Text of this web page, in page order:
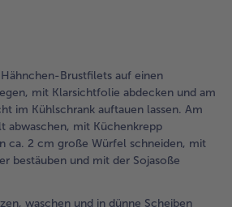
Brustfilets auf einen
mit Klarsichtfolie abdecken und am
im Kühlschrank auftauen lassen. Am
abwaschen, mit Küchenkrepp
ca. 2 cm große Würfel schneiden, mit
bestäuben und mit der Sojasoße
waschen und in dünne Scheiben